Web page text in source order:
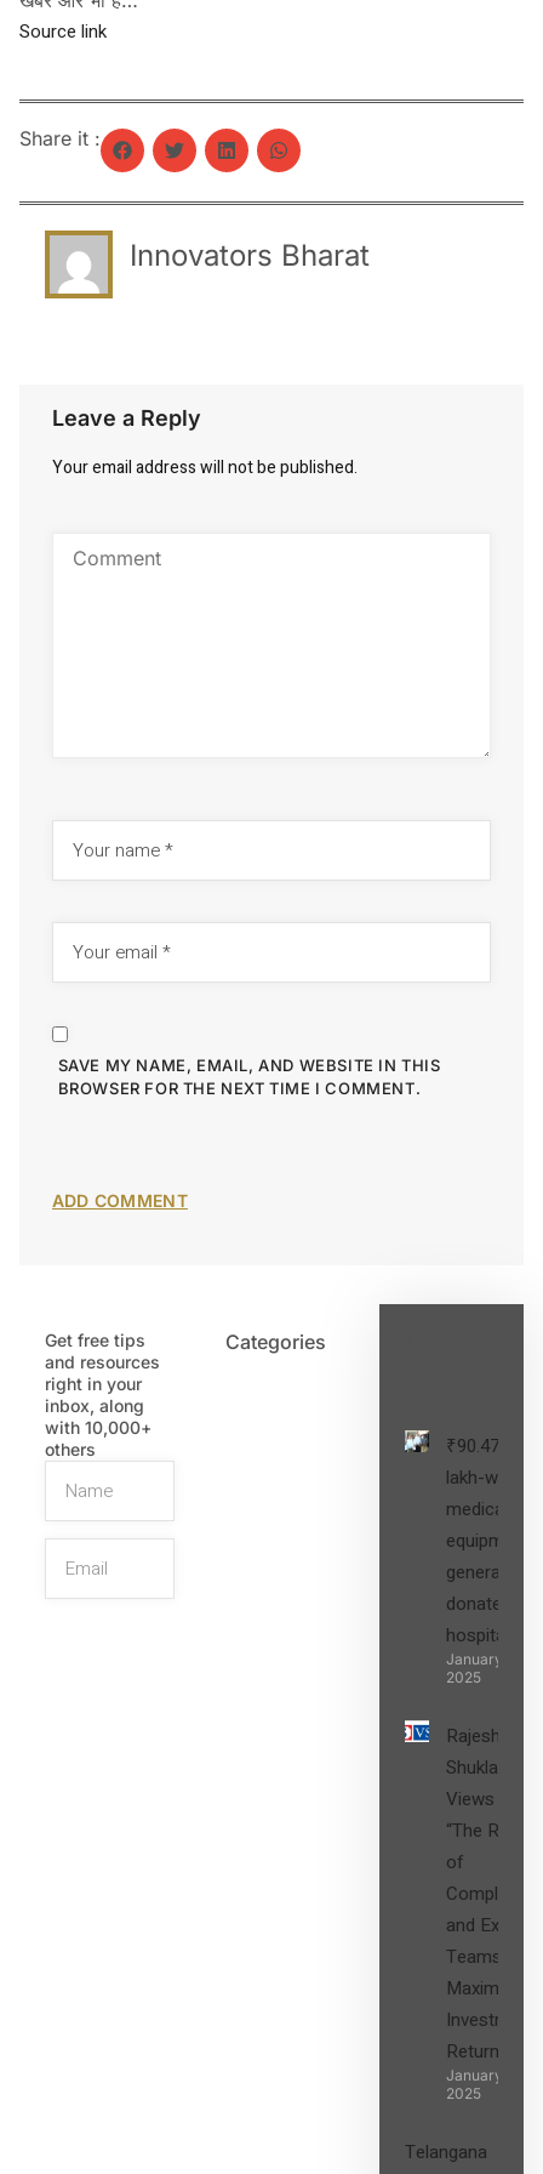
Source link
Share it :
Innovators Bharat
Leave a Reply
Your email address will not be published.
SAVE MY NAME, EMAIL, AND WEBSITE IN THIS
BROWSER FOR THE NEXT TIME I COMMENT.
Get free tips
and resources
right in your
inbox, along
with 10,000+
others
Categories
₹90.47
lakh-worth
medical
equipment,
generators
donated to
hospital
January 27,
2025
Rajesh
Shukla’s
Views on
“The Role
of
Compliance
and Expert
Teams in
Maximizing
Investment
Returns”
January 27,
2025
Telangana